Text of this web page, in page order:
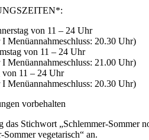
von 11 – 24 Uhr
Menüannahmeschluss: 20.30 Uhr)
von 11 – 24 Uhr
Menüannahmeschluss: 21.00 Uhr)
von 11 – 24 Uhr
Menüannahmeschluss: 20.30 Uhr)
vorbehalten
das Stichwort „Schlemmer-Sommer
Sommer vegetarisch“ an.